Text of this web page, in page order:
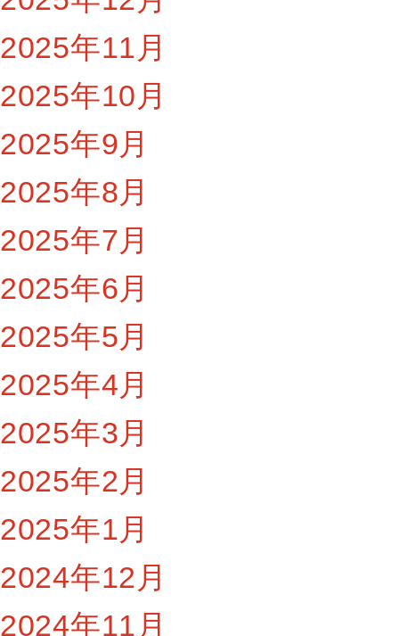
2025年11月
2025年10月
2025年9月
2025年8月
2025年7月
2025年6月
2025年5月
2025年4月
2025年3月
2025年2月
2025年1月
2024年12月
2024年11月